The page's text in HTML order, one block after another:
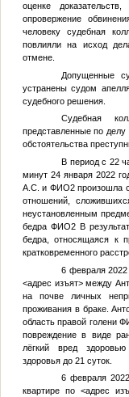
оценке
опровержение
человеку судебная
повлияли на исход
отмене.
Допущенные
устранены судом
судебного решения.
Судебная
представленные по
обстоятельства
В период с 22
минут 24 января 2022
А.С. и ФИО2произошла
отношений,
неустановленным
бедраФИО2 В
бедра, относящаяся к
кратковременного
6 февраля 2022
<адрес изъят>между
на почве личных
проживания в браке.
область правой голени
повреждение в виде
лёгкий вред здоровью
здоровья до 21 суток.
6 февраля
квартире по <адрес